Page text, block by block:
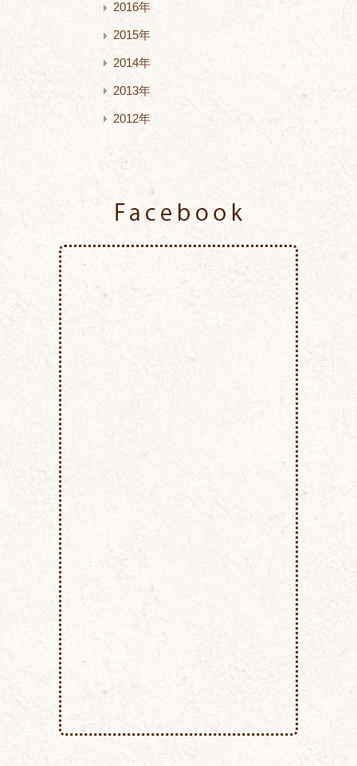
2016年
2015年
2014年
2013年
2012年